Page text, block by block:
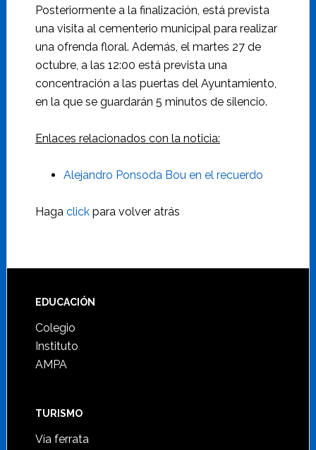
Posteriormente a la finalización, está prevista
una visita al cementerio municipal para realizar
una ofrenda floral. Además, el martes 27 de
octubre, a las 12:00 está prevista una
concentración a las puertas del Ayuntamiento,
en la que se guardarán 5 minutos de silencio.
Enlaces relacionados con la noticia:
Alejandro Ponsoda Bou en el recuerdo
Haga clickpara volver atrás
Footer
EDUCACIÓN
Colegio
Instituto
AMPA
TURISMO
Vía ferrata